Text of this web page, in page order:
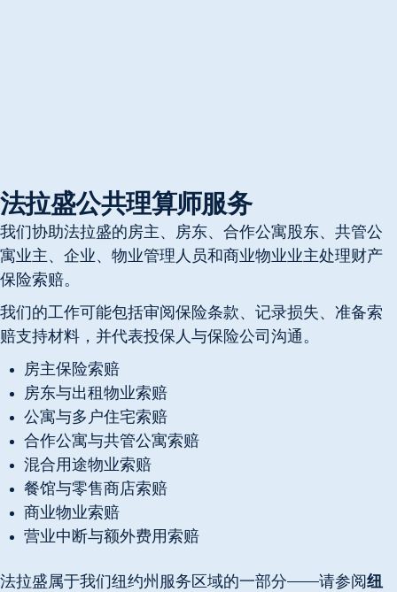
法拉盛公共理算师服务
我们协助法拉盛的房主、房东、合作公寓股东、共管公
寓业主、企业、物业管理人员和商业物业业主处理财产
保险索赔。
我们的工作可能包括审阅保险条款、记录损失、准备索
赔支持材料，并代表投保人与保险公司沟通。
房主保险索赔
房东与出租物业索赔
公寓与多户住宅索赔
合作公寓与共管公寓索赔
混合用途物业索赔
餐馆与零售商店索赔
商业物业索赔
营业中断与额外费用索赔
法拉盛属于我们纽约州服务区域的一部分——请参阅纽